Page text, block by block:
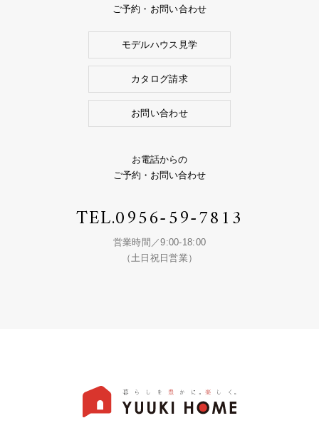
ご予約・お問い合わせ
モデルハウス見学
カタログ請求
お問い合わせ
お電話からの
ご予約・お問い合わせ
TEL.0956-59-7813
営業時間／9:00-18:00
（土日祝日営業）